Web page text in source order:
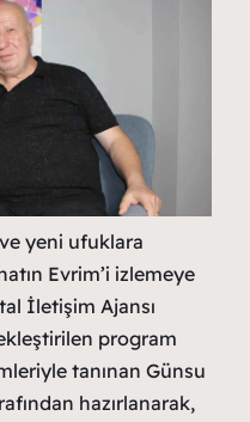
yeni ufuklara
Evrim’i izlemeye
İletişim Ajansı
program
tanınan Günsu
hazırlanarak,